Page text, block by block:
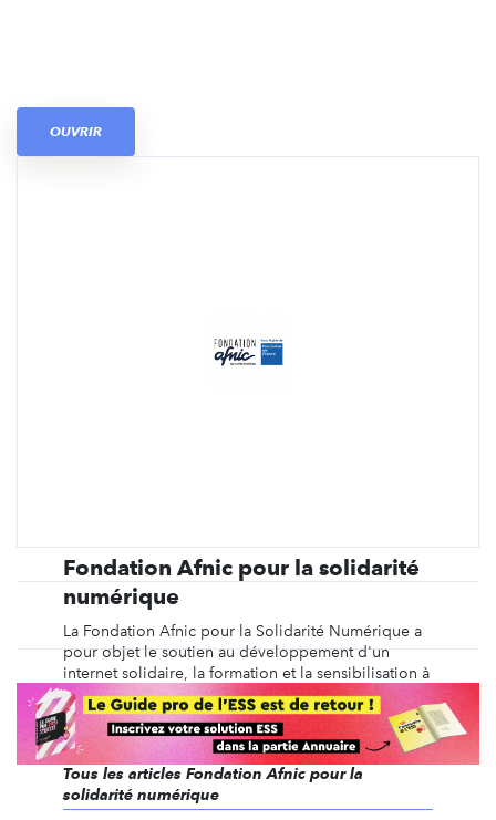
OUVRIR
Fondation Afnic pour la solidarité
numérique
La Fondation Afnic pour la Solidarité Numérique a
pour objet le soutien au développement d'un
internet solidaire, la formation et la sensibilisation à
ses usages, par le soutien à des initiatives locales et
structurantes de solidarité numérique et à des
projets de recherche portant sur le thème de ...
Tous les articles Fondation Afnic pour la
solidarité numérique